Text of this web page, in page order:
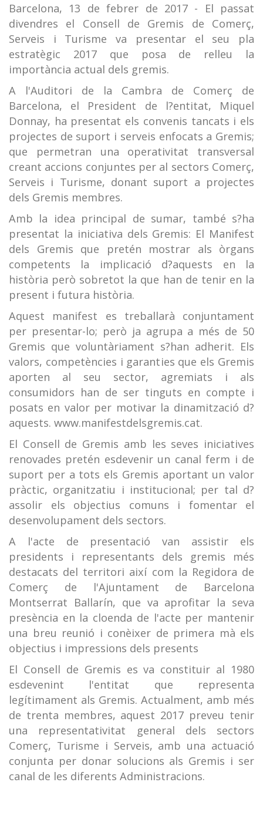
Barcelona, 13 de febrer de 2017 - El passat
divendres el Consell de Gremis de Comerç,
Serveis i Turisme va presentar el seu pla
estratègic 2017 que posa de relleu la
importància actual dels gremis.
A l'Auditori de la Cambra de Comerç de
Barcelona, el President de l?entitat, Miquel
Donnay, ha presentat els convenis tancats i els
projectes de suport i serveis enfocats a Gremis;
que permetran una operativitat transversal
creant accions conjuntes per al sectors Comerç,
Serveis i Turisme, donant suport a projectes
dels Gremis membres.
Amb la idea principal de sumar, també s?ha
presentat la iniciativa dels Gremis: El Manifest
dels Gremis que pretén mostrar als òrgans
competents la implicació d?aquests en la
història però sobretot la que han de tenir en la
present i futura història.
Aquest manifest es treballarà conjuntament
per presentar-lo; però ja agrupa a més de 50
Gremis que voluntàriament s?han adherit. Els
valors, competències i garanties que els Gremis
aporten al seu sector, agremiats i als
consumidors han de ser tinguts en compte i
posats en valor per motivar la dinamització d?
aquests. www.manifestdelsgremis.cat.
El Consell de Gremis amb les seves iniciatives
renovades pretén esdevenir un canal ferm i de
suport per a tots els Gremis aportant un valor
pràctic, organitzatiu i institucional; per tal d?
assolir els objectius comuns i fomentar el
desenvolupament dels sectors.
A l'acte de presentació van assistir els
presidents i representants dels gremis més
destacats del territori així com la Regidora de
Comerç de l'Ajuntament de Barcelona
Montserrat Ballarín, que va aprofitar la seva
presència en la cloenda de l'acte per mantenir
una breu reunió i conèixer de primera mà els
objectius i impressions dels presents
El Consell de Gremis es va constituir al 1980
esdevenint l'entitat que representa
legítimament als Gremis. Actualment, amb més
de trenta membres, aquest 2017 preveu tenir
una representativitat general dels sectors
Comerç, Turisme i Serveis, amb una actuació
conjunta per donar solucions als Gremis i ser
canal de les diferents Administracions.